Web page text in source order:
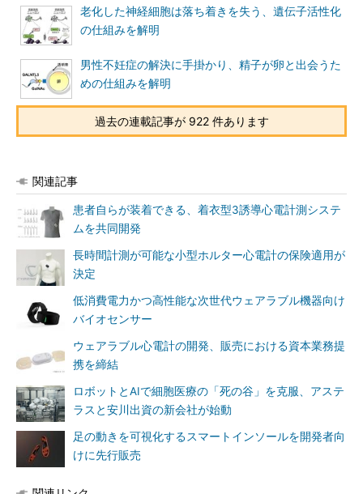
老化した神経細胞は落ち着きを失う、遺伝子活性化
の仕組みを解明
男性不妊症の解決に手掛かり、精子が卵と出会うた
めの仕組みを解明
過去の連載記事が 922 件あります
関連記事
患者自らが装着できる、着衣型3誘導心電計測システ
ムを共同開発
長時間計測が可能な小型ホルター心電計の保険適用が
決定
低消費電力かつ高性能な次世代ウェアラブル機器向け
バイオセンサー
ウェアラブル心電計の開発、販売における資本業務提
携を締結
ロボットとAIで細胞医療の「死の谷」を克服、アステ
ラスと安川出資の新会社が始動
足の動きを可視化するスマートインソールを開発者向
けに先行販売